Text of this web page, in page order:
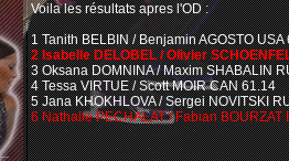
Voila les résultats apres l'OD :
1 Tanith BELBIN / Benjamin AGOSTO USA
2 Isabelle DELOBEL / Olivier
3 Oksana DOMNINA / Maxim SHABALIN
4 Tessa VIRTUE / Scott MOIR CAN 61.14
5 Jana KHOKHLOVA / Sergei NOVITSKI
6 Nathalie PECHALAT / Fabian BOURZAT